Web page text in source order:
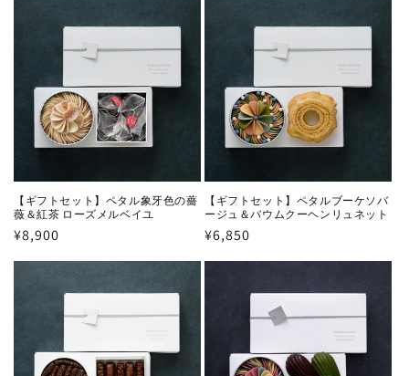
【ギフトセット】ペタル象牙色の薔
薇＆紅茶 ローズメルベイユ
通
¥8,900
【ギフトセット】ペタルブーケソバ
ージュ＆バウムクーヘンリュネット
通
¥6,850